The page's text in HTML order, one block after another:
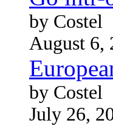
by Costel
August 6,
by Costel
July 26,